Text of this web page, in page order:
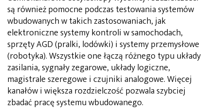
są również pomocne podczas testowania systemów
wbudowanych w takich zastosowaniach, jak
elektroniczne systemy kontroli w samochodach,
sprzęty AGD (pralki, lodówki) i systemy przemysłowe
(robotyka). Wszystkie one łączą różnego typu układy
zasilania, sygnały zegarowe, układy logiczne,
magistrale szeregowe i czujniki analogowe. Więcej
kanałów i większa rozdzielczość pozwala szybciej
zbadać pracę systemu wbudowanego.